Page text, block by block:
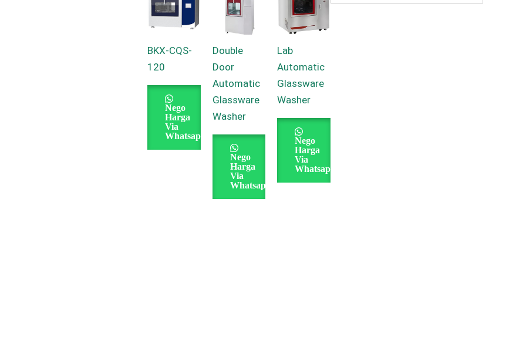
BKX-CQS-
120
Nego
Harga
Via
Whatsapp
Double
Door
Automatic
Glassware
Washer
Nego
Harga
Via
Whatsapp
Lab
Automatic
Glassware
Washer
Nego
Harga
Via
Whatsapp